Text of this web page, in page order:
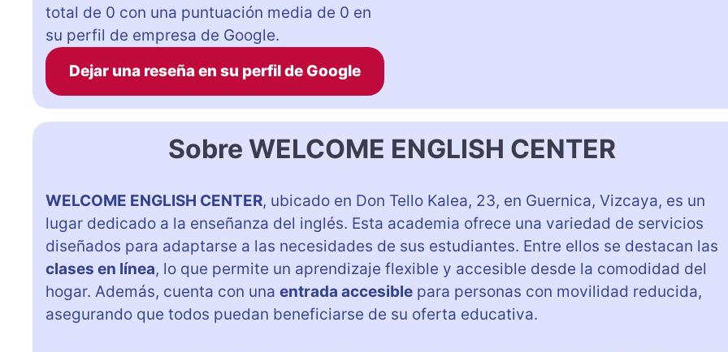
total de 0 con una puntuación media de 0 en
su perfil de empresa de Google.
Dejar una reseña en su perfil de Google
Sobre WELCOME ENGLISH CENTER
WELCOME ENGLISH CENTER, ubicado en Don Tello Kalea, 23, en Guernica, Vizcaya, es un
lugar dedicado a la enseñanza del inglés. Esta academia ofrece una variedad de servicios
diseñados para adaptarse a las necesidades de sus estudiantes. Entre ellos se destacan las
clases en línea, lo que permite un aprendizaje flexible y accesible desde la comodidad del
hogar. Además, cuenta con una entrada accesible para personas con movilidad reducida,
asegurando que todos puedan beneficiarse de su oferta educativa.